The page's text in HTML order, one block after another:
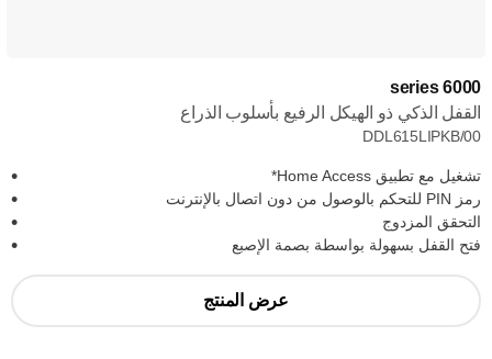
6000 series
القفل الذكي ذو الهيكل الرفيع بأسلوب الذراع
DDL615LIPKB/00
تشغيل مع تطبيق Home Access*
رمز PIN للتحكم بالوصول من دون اتصال بالإنترنت
التحقق المزدوج
فتح القفل بسهولة بواسطة بصمة الإصبع
عرض المنتج